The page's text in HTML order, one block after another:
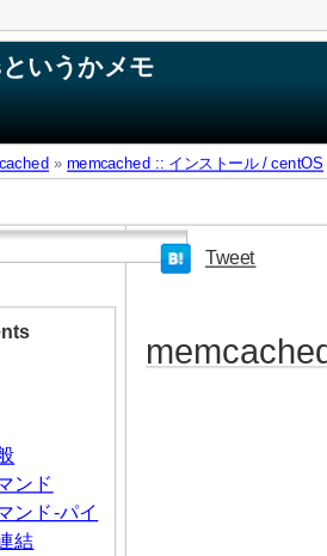
いうかメモ
»memcached :: インストール / centOS
ンド
ンド-パイ
結
Tweet